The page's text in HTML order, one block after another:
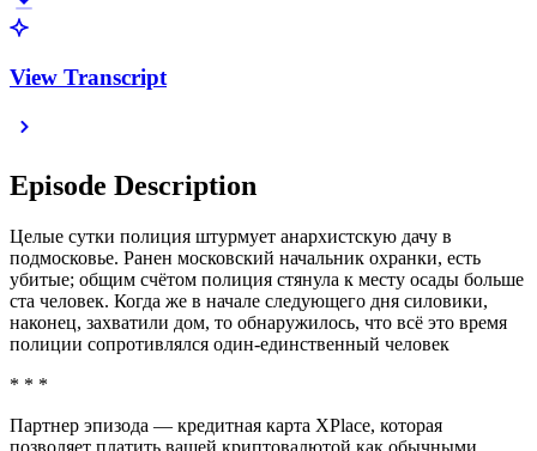
View Transcript
Episode Description
Целые сутки полиция штурмует анархистскую дачу в
подмосковье. Ранен московский начальник охранки, есть
убитые; общим счётом полиция стянула к месту осады больше
ста человек. Когда же в начале следующего дня силовики,
наконец, захватили дом, то обнаружилось, что всё это время
полиции сопротивлялся один-единственный человек
* * *
Партнер эпизода — кредитная карта XPlace, которая